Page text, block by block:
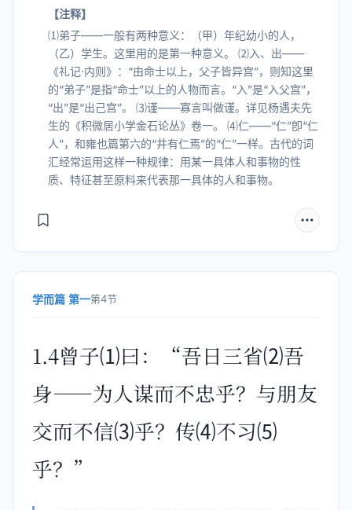
【注释】
⑴弟子——一般有两种意义：（甲）年纪幼小的人，
（乙）学生。这里用的是第一种意义。 ⑵入、出——
《礼记·内则》：“由命士以上，父子皆异宫”，则知这里
的“弟子”是指“命士”以上的人物而言。“入”是“入父宫”，
“出”是“出己宫”。 ⑶谨——寡言叫做谨。详见杨遇夫先
生的《积微居小学金石论丛》卷一。 ⑷仁——“仁”卽“仁
人”，和雍也篇第六的“井有仁焉”的“仁”一样。古代的词
汇经常运用这样一种规律：用某一具体人和事物的性
质、特征甚至原料来代表那一具体的人和事物。
学而篇 第一第4节
1.4曾子⑴曰：“吾日三省⑵吾
身——为人谋而不忠乎？与朋友
交而不信⑶乎？传⑷不习⑸
乎？”